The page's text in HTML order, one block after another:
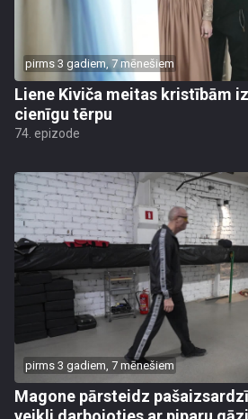
pirms 3 gadiem, 7 mēnešiem
Liene Kiviča meitas kristībām
cienīgu tērpu
74. epizode
pirms 3 gadiem, 7 mēnešiem
Magone pārsteidz